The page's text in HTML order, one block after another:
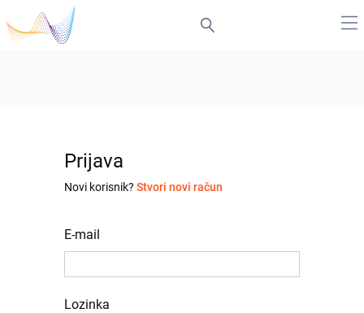
Prijava
Novi korisnik? Stvori novi račun
E-mail
Lozinka